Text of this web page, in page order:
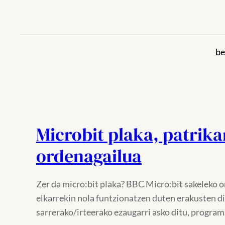
Microbit plaka,
ordenagailua
Zer da micro:bit plaka? BBC Micro:bit sakeleko
elkarrekin nola funtzionatzen duten erakusten
sarrerako/irteerako ezaugarri asko ditu,